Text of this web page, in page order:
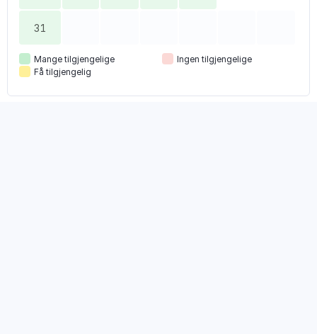
31
Mange tilgjengelige
Ingen tilgjengelige
Få tilgjengelig